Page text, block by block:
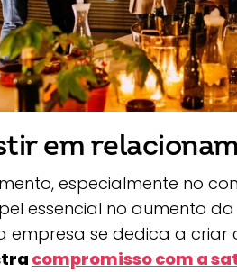
em
especialmente no
essencial no aumento
empresa se dedica a criar
compromisso com a